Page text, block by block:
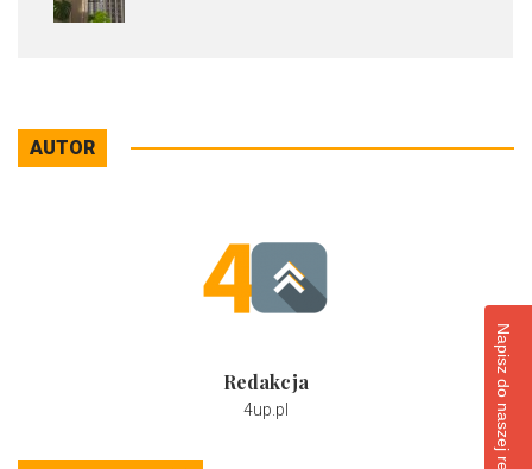
AUTOR
Redakcja
4up.pl Napisz do naszej redakcji